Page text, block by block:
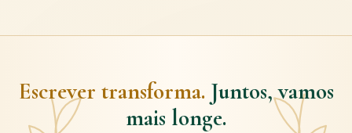
Escrever transforma. Juntos, vamos
mais longe.